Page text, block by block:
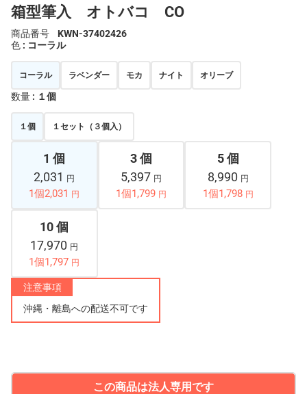
箱型筆入 オトバコ CO
商品番号
KWN-37402426
色 : コーラル
コーラル ラベンダー モカ ナイト オリーブ
数量 : １個
１個 １セット（３個入）
1 個
2,031 円
1個2,031 円
3 個
5,397 円
1個1,799 円
5 個
8,990 円
1個1,798 円
10 個
17,970 円
1個1,797 円
注意事項
沖縄・離島への配送不可です
この商品は法人専用です